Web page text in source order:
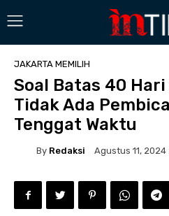
JAKARTA MEMILIH
Soal Batas 40 Hari
Tidak Ada
Tenggat Waktu
By Redaksi Agustus 11, 2024